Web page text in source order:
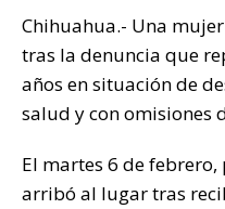
s
A
p
p
e
b
o
o
k
te
r
y
Li
n
k
Chihuahua.- Una
tras la denuncia que
años en situación de
salud y con omisiones
El martes 6 de
arribó al lugar tras